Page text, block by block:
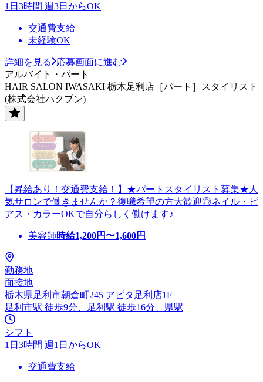
1日3時間 週3日からOK
交通費支給
未経験OK
詳細を見る
応募画面に進む
アルバイト・パート
HAIR SALON IWASAKI 栃木足利店［パート］スタイリスト
(株式会社ハクブン)
【昇給あり！交通費支給！】★パートスタイリスト募集★人
気サロンで働きませんか？復職希望の方大歓迎◎ネイル・ピ
アス・カラーOKで自分らしく働けます♪
美容師時給1,200円〜1,600円
勤務地
面接地
栃木県足利市朝倉町245 アピタ足利店1F
足利市駅 徒歩9分、足利駅 徒歩16分、県駅
シフト
1日3時間 週1日からOK
交通費支給